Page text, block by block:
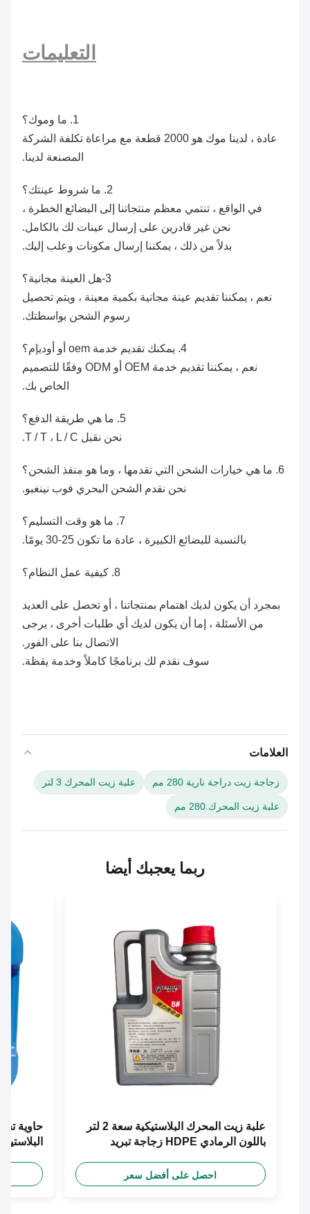
التعليمات
عادة ، لدينا موك هو 2000 قطعة مع مراعاة تكلفة الشركة
المصنعة لدينا.
في الواقع ، تنتمي معظم منتجاتنا إلى البضائع الخطرة ،
نحن غير قادرين على إرسال عينات لك بالكامل.
بدلاً من ذلك ، يمكننا إرسال مكونات وعلب إليك.
نعم ، يمكننا تقديم عينة مجانية بكمية معينة ، ويتم تحصيل
رسوم الشحن بواسطتك.
نعم ، يمكننا تقديم خدمة OEM أو ODM وفقًا للتصميم
الخاص بك.
نحن نقبل T / T ، L / C.
نحن نقدم الشحن البحري فوب نينغبو.
بالنسبة للبضائع الكبيرة ، عادة ما تكون 25-30 يومًا.
بمجرد أن يكون لديك اهتمام بمنتجاتنا ، أو تحصل على العديد
من الأسئلة ، إما أن يكون لديك أي طلبات أخرى ، يرجى
الاتصال بنا على الفور.
سوف نقدم لك برنامجًا كاملاً وخدمة يقظة.
العلامات
زجاجة زيت دراجة نارية 280 مم علبة زيت المحرك 3 لتر
علبة زيت المحرك 280 مم
ربما يعجبك أيضا
علبة زيت المحرك البلاستيكية سعة 2 لتر
باللون الرمادي HDPE زجاجة تبريد
احصل على أفضل سعر
البلاستيكية 5L الزرقاء